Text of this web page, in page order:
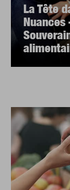
La Tête
Nuances